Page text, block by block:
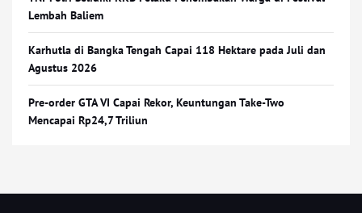
Lembah Baliem
Karhutla di Bangka Tengah Capai 118 Hektare pada Juli dan
Agustus 2026
Pre-order GTA VI Capai Rekor, Keuntungan Take-Two
Mencapai Rp24,7 Triliun